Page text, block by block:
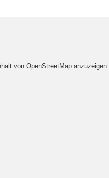
von OpenStreetMap anzuzeigen.